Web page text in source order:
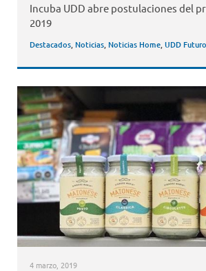
Incuba UDD abre postulaciones del
2019
Destacados, Noticias, Noticias Home,UDD Futuro
4 marzo, 2019